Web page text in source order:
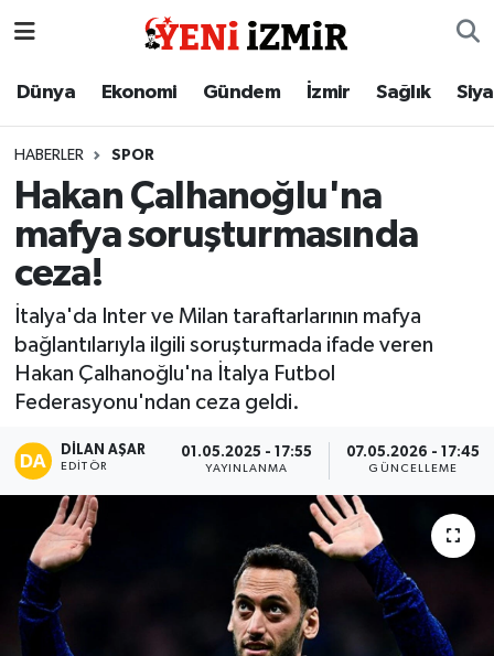
Dünya Ekonomi Gündem İzmir Sağlık
HABERLER SPOR
Hakan Çalhanoğlu'na
mafya soruşturmasında
ceza!
İtalya'da Inter ve Milan taraftarlarının mafya
bağlantılarıyla ilgili soruşturmada ifade veren
Hakan Çalhanoğlu'na İtalya Futbol
Federasyonu'ndan ceza geldi.
DILAN AŞAR
EDITÖR
01.05.2025 - 17:55
YAYINLANMA
07.05.2026 - 17:45
GÜNCELLEME
Dünya
Gündem
İzmir
Sağlık
Siyaset
Spor
Tatil ve Seyahat
İzmir Nöbetçi Eczaneler
İzmir Namaz Vakitleri
İzmir Trafik Yoğunluk Haritası
Süper Lig Puan Durumu ve Fikstür
Tüm Manşetler